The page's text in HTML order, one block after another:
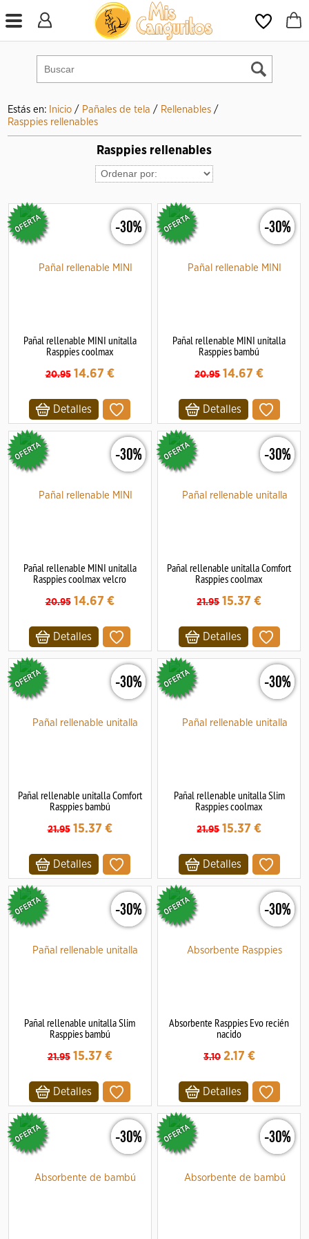
Estás en: Inicio / Pañales de tela / Rellenables /
Rasppies rellenables
Rasppies rellenables
-30%
Pañal rellenable MINI unitalla
Rasppies coolmax
20.95 14.67 €
Detalles
-30%
Pañal rellenable MINI unitalla
Rasppies bambú
20.95 14.67 €
Detalles
-30%
Pañal rellenable MINI unitalla
Rasppies coolmax velcro
20.95 14.67 €
Detalles
-30%
Pañal rellenable unitalla Comfort
Rasppies coolmax
21.95 15.37 €
Detalles
-30%
Pañal rellenable unitalla Comfort
Rasppies bambú
21.95 15.37 €
Detalles
-30%
Pañal rellenable unitalla Slim
Rasppies coolmax
21.95 15.37 €
Detalles
-30%
Pañal rellenable unitalla Slim
Rasppies bambú
21.95 15.37 €
Detalles
-30%
Absorbente Rasppies Evo recién
nacido
3.10 2.17 €
Detalles
-30% -30%